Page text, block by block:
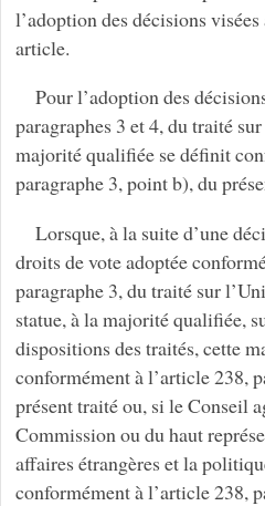
l’adoption des décisions
article.
Pour l’adoption des
paragraphes 3 et 4, du traité
majorité qualifiée se définit
paragraphe 3, point b), du
Lorsque, à la suite d’une
droits de vote adoptée
paragraphe 3, du traité sur
statue, à la majorité qualifiée,
dispositions des traités, cette
conformément à l’article 238,
présent traité ou, si le Conseil
Commission ou du haut
affaires étrangères et la
conformément à l’article 238,